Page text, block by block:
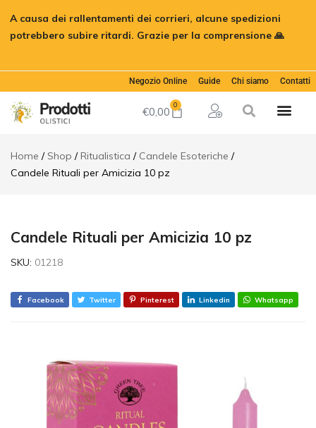
A causa dei rallentamenti dei corrieri, alcune spedizioni
potrebbero subire ritardi. Grazie per la comprensione 🙏
Negozio Online Guide Chi siamo Contatti
€0,00 0
Home Shop Ritualistica
Candele Esoteriche
Candele Rituali per Amicizia 10 pz
Candele Rituali per Amicizia 10 pz
SKU: 01218
Facebook Twitter Pinterest Linkedin Whatsapp
Candele
Rituali per
Amicizia
Recensioni
€ 10,50